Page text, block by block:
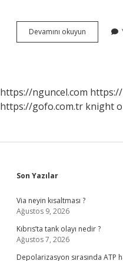
Devamını okuyun
Taklit
https://nguncel.com
https://gofo.com.tr knight
Sidebar
Son Yazılar
Via neyin kısaltması ?
Ağustos 9, 2026
Kıbrıs’ta tank olayı nedir ?
Ağustos 7, 2026
Depolarizasyon sırasında ATP